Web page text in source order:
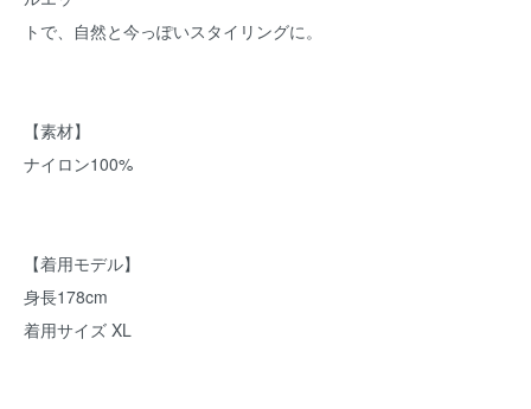
トで、自然と今っぽいスタイリングに。
【素材】
ナイロン100%
【着用モデル】
身長178cm
着用サイズ XL